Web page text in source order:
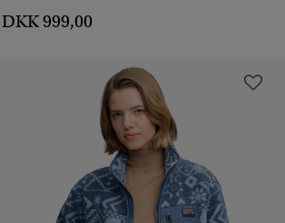
DKK 999,00